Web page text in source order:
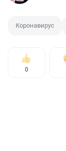
Коронавирус
0